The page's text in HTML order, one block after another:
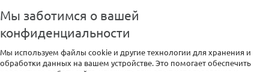
Мы заботимся о вашей
конфиденциальности
Мы используем файлы cookie и другие технологии для хранения и
обработки данных на вашем устройстве. Это помогает обеспечить